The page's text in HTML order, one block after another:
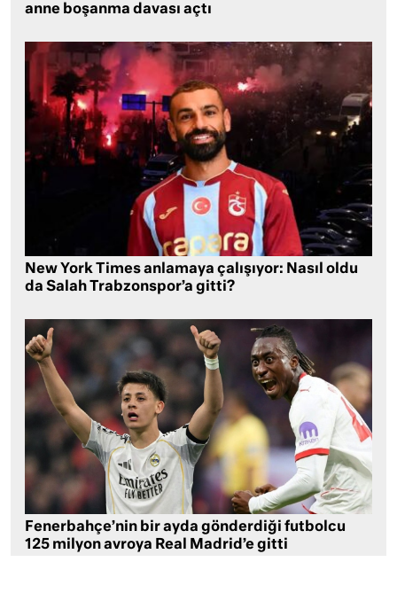
anne boşanma davası açtı
New York Times anlamaya çalışıyor: Nasıl oldu
da Salah Trabzonspor’a gitti?
Fenerbahçe’nin bir ayda gönderdiği futbolcu
125 milyon avroya Real Madrid’e gitti